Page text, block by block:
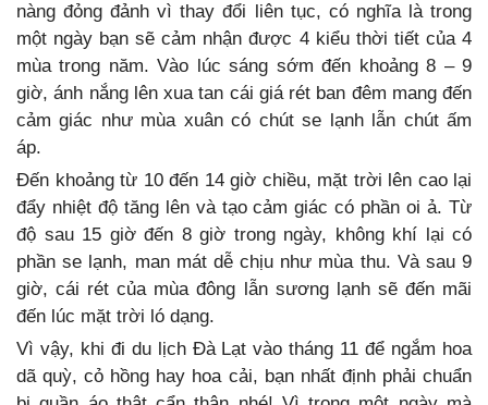
nàng đỏng đảnh vì thay đổi liên tục, có nghĩa là trong
một ngày bạn sẽ cảm nhận được 4 kiểu thời tiết của 4
mùa trong năm. Vào lúc sáng sớm đến khoảng 8 – 9
giờ, ánh nắng lên xua tan cái giá rét ban đêm mang đến
cảm giác như mùa xuân có chút se lạnh lẫn chút ấm
áp.
Đến khoảng từ 10 đến 14 giờ chiều, mặt trời lên cao lại
đẩy nhiệt độ tăng lên và tạo cảm giác có phần oi ả. Từ
độ sau 15 giờ đến 8 giờ trong ngày, không khí lại có
phần se lạnh, man mát dễ chịu như mùa thu. Và sau 9
giờ, cái rét của mùa đông lẫn sương lạnh sẽ đến mãi
đến lúc mặt trời ló dạng.
Vì vậy, khi đi du lịch Đà Lạt vào tháng 11 để ngắm hoa
dã quỳ, cỏ hồng hay hoa cải, bạn nhất định phải chuẩn